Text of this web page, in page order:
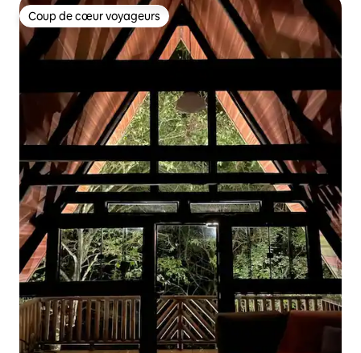
Coup de cœur voyageurs
Coup de cœur voyageurs